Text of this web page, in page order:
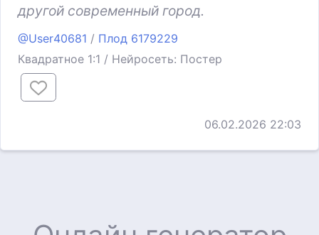
другой современный город.
@User40681 / Плод 6179229
Квадратное 1:1 / Нейросеть: Постер
06.02.2026 22:03